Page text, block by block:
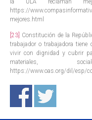
https://
mejores.html
[23] Constitución de la
trabajador o trabajadora tiene
vivir con dignidad y cubrir
materiales,
https://www.oas.org/dil/esp/